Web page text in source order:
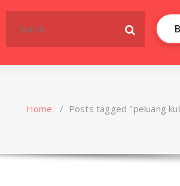
for:
Home / Posts tagged "peluang